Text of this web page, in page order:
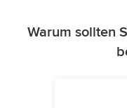
Warum sollten